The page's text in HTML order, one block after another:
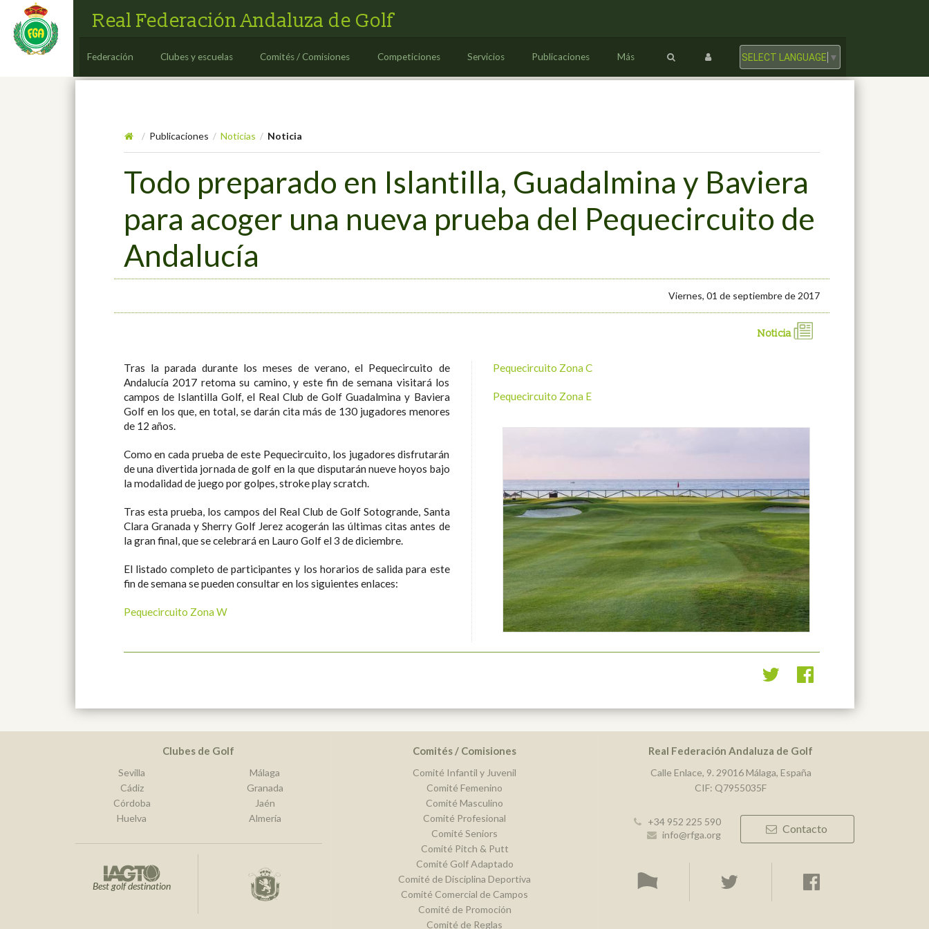
Real Federación Andaluza de Golf
Federación Clubes y escuelas Comités / Comisiones Competiciones Servicios Publicaciones Más SELECT LANGUAGE ▼
/ Publicaciones / Noticias / Noticia
Todo preparado en Islantilla, Guadalmina y Baviera
para acoger una nueva prueba del Pequecircuito de
Andalucía
Viernes, 01 de septiembre de 2017
Noticia
Tras la parada durante los meses de verano, el Pequecircuito de
Andalucía 2017 retoma su camino, y este fin de semana visitará los
campos de Islantilla Golf, el Real Club de Golf Guadalmina y Baviera
Golf en los que, en total, se darán cita más de 130 jugadores menores
de 12 años.
Como en cada prueba de este Pequecircuito, los jugadores disfrutarán
de una divertida jornada de golf en la que disputarán nueve hoyos bajo
la modalidad de juego por golpes, stroke play scratch.
Tras esta prueba, los campos del Real Club de Golf Sotogrande, Santa
Clara Granada y Sherry Golf Jerez acogerán las últimas citas antes de
la gran final, que se celebrará en Lauro Golf el 3 de diciembre.
El listado completo de participantes y los horarios de salida para este
fin de semana se pueden consultar en los siguientes enlaces:
Pequecircuito Zona W
Pequecircuito Zona C
Pequecircuito Zona E
Clubes de Golf
Sevilla
Cádiz
Córdoba
Huelva
Málaga
Granada
Jaén
Almería
Best golf destination
Comités / Comisiones
Comité Infantil y Juvenil
Comité Femenino
Comité Masculino
Comité Profesional
Comité Seniors
Comité Pitch & Putt
Comité Golf Adaptado
Comité de Disciplina Deportiva
Comité Comercial de Campos
Comité de Promoción
Comité de Reglas
Real Federación Andaluza de Golf
Calle Enlace, 9. 29016 Málaga, España
CIF: Q7955035F
+34 952 225 590
info@rfga.org
Contacto